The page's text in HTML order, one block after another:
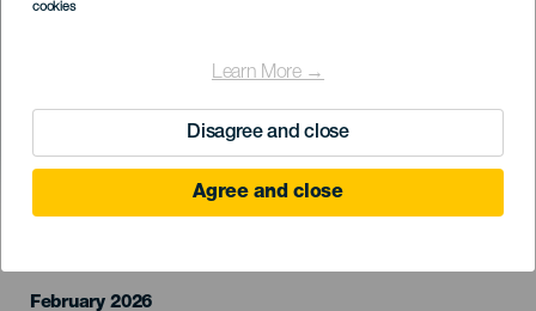
cookies
Learn More →
Disagree and close
Agree and close
February 2026